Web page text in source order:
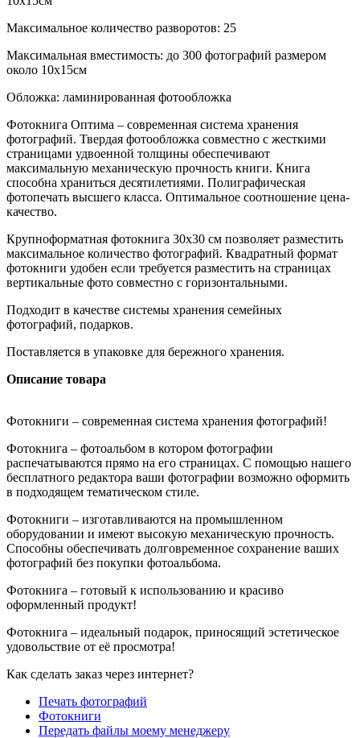
Максимальное количество разворотов: 25
Максимальная вместимость: до 300 фотографий размером
около 10х15см
Обложка: ламинированная фотообложка
Фотокнига Оптима – современная система хранения
фотографий. Твердая фотообложка совместно с жесткими
страницами удвоенной толщины обеспечивают
максимальную механическую прочность книги. Книга
способна храниться десятилетиями. Полиграфическая
фотопечать высшего класса. Оптимальное соотношение цена-
качество.
Крупноформатная фотокнига 30х30 см позволяет разместить
максимальное количество фотографий. Квадратный формат
фотокниги удобен если требуется разместить на страницах
вертикальные фото совместно с горизонтальными.
Подходит в качестве системы хранения семейных
фотографий, подарков.
Поставляется в упаковке для бережного хранения.
Описание товара
Фотокниги – современная система хранения фотографий!
Фотокнига – фотоальбом в котором фотографии
распечатываются прямо на его страницах. С помощью нашего
бесплатного редактора ваши фотографии возможно оформить
в подходящем тематическом стиле.
Фотокниги – изготавливаются на промышленном
оборудовании и имеют высокую механическую прочность.
Способны обеспечивать долговременное сохранение ваших
фотографий без покупки фотоальбома.
Фотокнига – готовый к использованию и красиво
оформленный продукт!
Фотокнига – идеальный подарок, приносящий эстетическое
удовольствие от её просмотра!
Как сделать заказ через интернет?
Печать фотографий
Фотокниги
Передать файлы моему менеджеру